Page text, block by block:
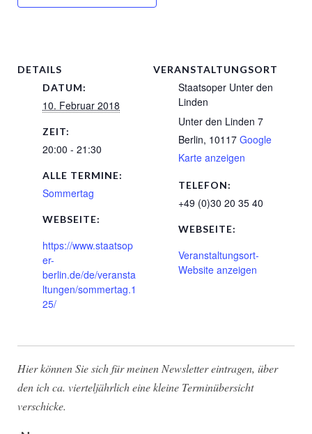
DETAILS
DATUM:
10. Februar 2018
ZEIT:
20:00 - 21:30
ALLE TERMINE:
Sommertag
WEBSEITE:
https://www.staatsop
er-
berlin.de/de/veransta
ltungen/sommertag.1
25/
VERANSTALTUNGSORT
Staatsoper Unter den
Linden
Unter den Linden 7
Berlin, 10117 Google
Karte anzeigen
TELEFON:
+49 (0)30 20 35 40
WEBSEITE:
Veranstaltungsort-
Website anzeigen
Hier können Sie sich für meinen Newsletter eintragen, über
den ich ca. vierteljährlich eine kleine Terminübersicht
verschicke.